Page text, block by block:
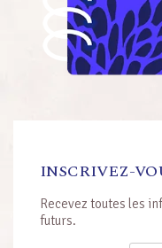
INSCRIVEZ-
Recevez toutes les
futurs.